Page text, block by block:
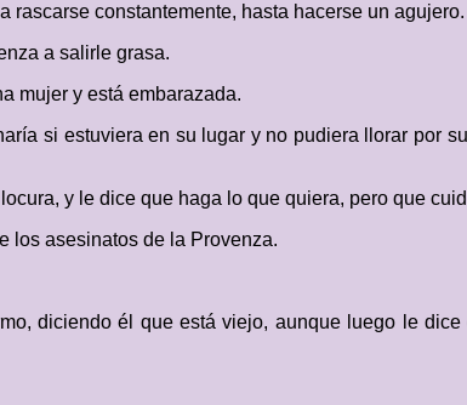
constantemente, hasta hacerse un
a salirle grasa.
mujer y está embarazada.
si estuviera en su lugar y no pudiera llorar por
y le dice que haga lo que quiera, pero que
los asesinatos de la Provenza.
diciendo él que está viejo, aunque luego le